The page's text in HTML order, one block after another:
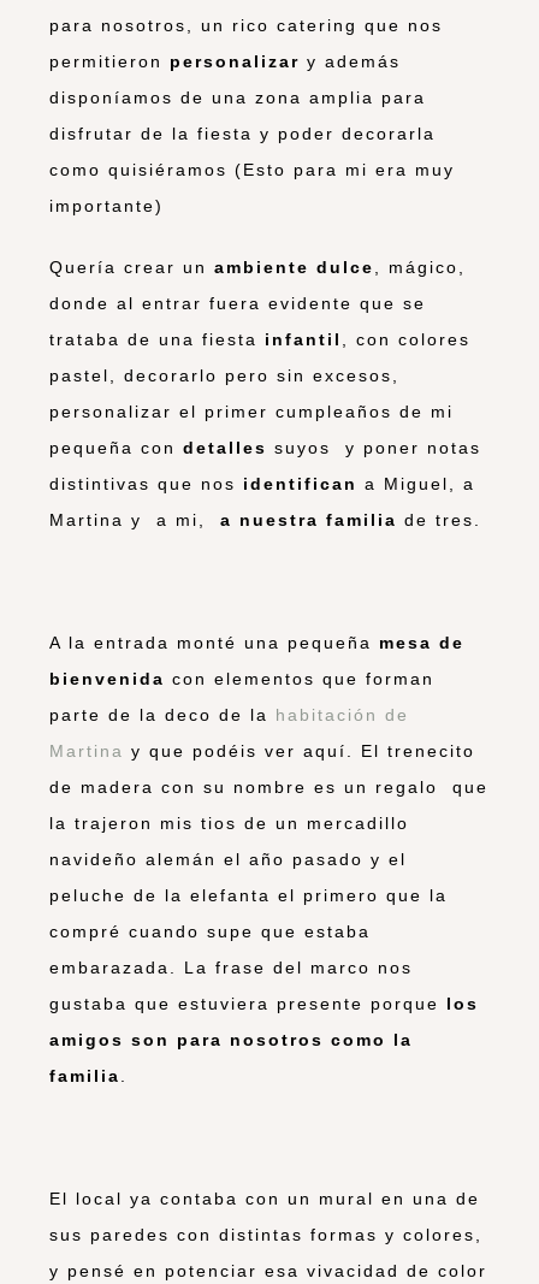
para nosotros, un rico catering que nos
permitieron personalizar y además
disponíamos de una zona amplia para
disfrutar de la fiesta y poder decorarla
como quisiéramos (Esto para mi era muy
importante)
Quería crear un ambiente dulce
, mágico,
donde al entrar fuera evidente que se
trataba de una fiesta
infantil
, con colores
pastel, decorarlo pero sin excesos,
personalizar el primer cumpleaños de mi
pequeña con detalles suyos y poner notas
distintivas que nos identifican a Miguel, a
Martina y a mi, a nuestra familia de tres.
A la entrada monté una pequeña mesa de
bienvenida con elementos que forman
parte de la deco de la habitación de
Martina y que podéis ver aquí. El trenecito
de madera con su nombre es un regalo que
la trajeron mis tios de un mercadillo
navideño alemán el año pasado y el
peluche de la elefanta el primero que la
compré cuando supe que estaba
embarazada. La frase del marco nos
gustaba que estuviera presente porque los
amigos son para nosotros como la
familia
El local ya contaba con un mural en una de
sus paredes con distintas formas y colores,
y pensé en potenciar esa vivacidad de color